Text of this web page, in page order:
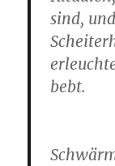
sind,
bebt.